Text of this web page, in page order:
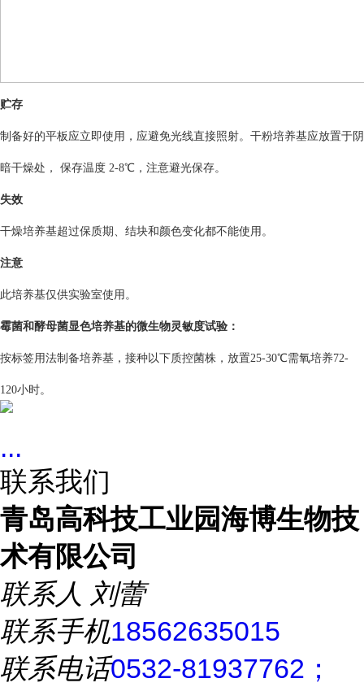
贮存
制备好的平板应立即使用，应避免光线直接照射。干粉培养基应放置于阴
暗干燥处， 保存温度 2-8℃，注意避光保存。
失效
干燥培养基超过保质期、结块和颜色变化都不能使用。
注意
此培养基仅供实验室使用。
霉菌和酵母菌显色培养基的微生物灵敏度试验：
按标签用法制备培养基，接种以下质控菌株，放置25-30℃需氧培养72-
120小时。
...
联系我们
青岛高科技工业园海博生物技
术有限公司
联系人 刘蕾
联系手机18562635015
联系电话0532-81937762；